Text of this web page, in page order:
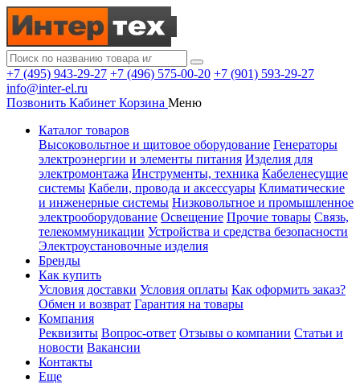
+7 (495) 943-29-27 +7 (496) 575-00-20 +7 (901) 593-29-27
info@inter-el.ru
Позвонить Кабинет Корзина Меню
Каталог товаров
Высоковольтное и щитовое оборудование Генераторы
электроэнергии и элементы питания Изделия для
электромонтажа Инструменты, техника Кабеленесущие
системы Кабели, провода и аксессуары Климатические
и инженерные системы Низковольтное и промышленное
электрооборудование Освещение Прочие товары Связь,
телекоммуникации Устройства и средства безопасности
Электроустановочные изделия
Бренды
Как купить
Условия доставки Условия оплаты Как оформить заказ?
Обмен и возврат Гарантия на товары
Компания
Реквизиты Вопрос-ответ Отзывы о компании Статьи и
новости Вакансии
Контакты
Еще